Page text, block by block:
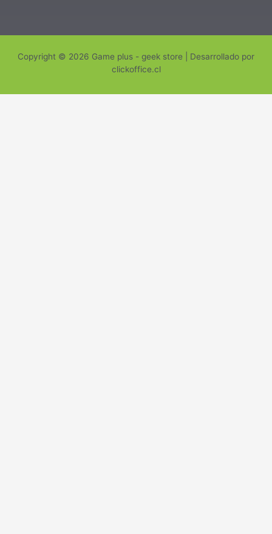
Copyright © 2026 Game plus - geek store | Desarrollado por
clickoffice.cl